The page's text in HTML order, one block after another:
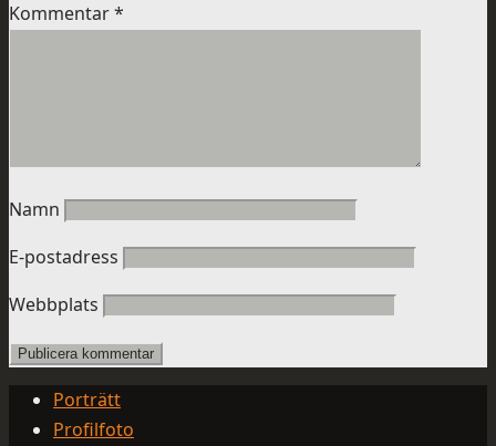
Kommentar*
Namn
E-postadress
Webbplats
Porträtt
Profilfoto